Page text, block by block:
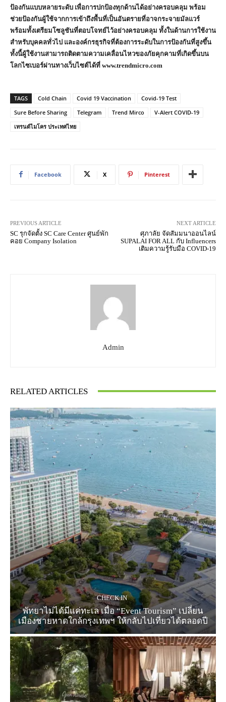
ป้องกันแบบหลายระดับ เพื่อการปกป้องทุกด้านได้อย่างครอบคลุม พร้อม
ช่วยป้องกันผู้ใช้จากการเข้าถึงพื้นที่เป็นอันตรายที่อาจกระจายมัลแวร์
พร้อมทั้งเตรียมโซลูชันที่ตอบโจทย์ไว้อย่างครอบคลุม ทั้งในด้านการใช้งาน
สำหรับบุคคลทั่วไป และองค์กรธุรกิจที่ต้องการระดับในการป้องกันที่สูงขึ้น
ทั้งนี้ผู้ใช้งานสามารถติดตามความเคลื่อนไหวของภัยคุกคามที่เกิดขึ้นบน
โลกไซเบอร์ผ่านทางเว็บไซต์ได้ที่ www.trendmicro.com
TAGS Cold Chain Covid 19 Vaccination
Covid-19 Test
Sure Before Sharing
Telegram Trend Mirco
V-Alert COVID-19
เทรนด์ไมโคร ประเทศไทย
Facebook X Pinterest
PREVIOUS ARTICLE
SC รุกจัดตั้ง SC Care Center ศูนย์พัก
คอย Company Isolation
NEXT ARTICLE
ศุภาลัย จัดสัมมนาออนไลน์
SUPALAI FOR ALL กับ Influencers
เติมความรู้รับมือ COVID-19
Admin
RELATED ARTICLES
CHECK IN
พัทยาไม่ได้มีแค่ทะเล เมื่อ “Event Tourism” เปลี่ยน
เมืองชายหาดใกล้กรุงเทพฯ ให้กลับไปเที่ยวได้ตลอดปี